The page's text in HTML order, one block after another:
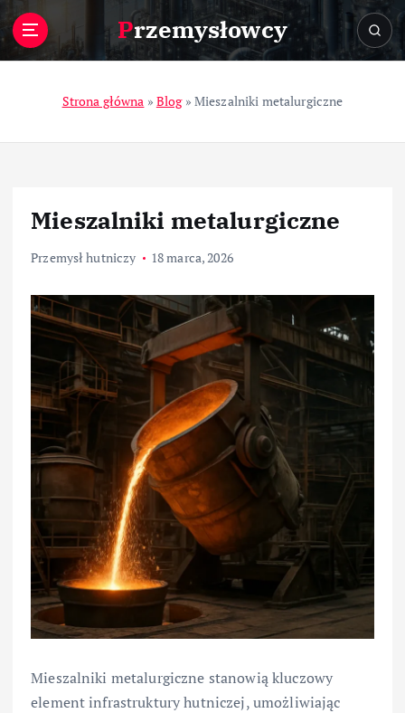
Przemysłowcy
Strona główna » Blog» Mieszalniki metalurgiczne
Mieszalniki metalurgiczne
Przemysł hutniczy 18 marca, 2026
Mieszalniki metalurgiczne stanowią kluczowy
element infrastruktury hutniczej, umożliwiając